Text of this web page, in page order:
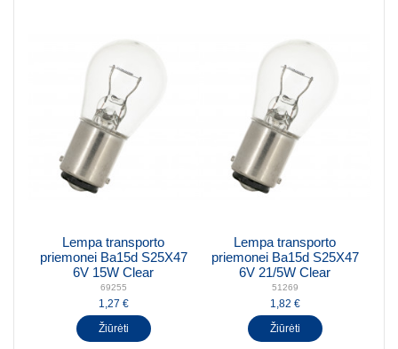
Lempa transporto
priemonei Ba15d S25X47
6V 15W Clear
69255
1,27 €
Žiūrėti
Lempa transporto
priemonei Ba15d S25X47
6V 21/5W Clear
51269
1,82 €
Žiūrėti